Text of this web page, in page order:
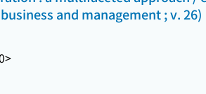
and management ; v. 26)